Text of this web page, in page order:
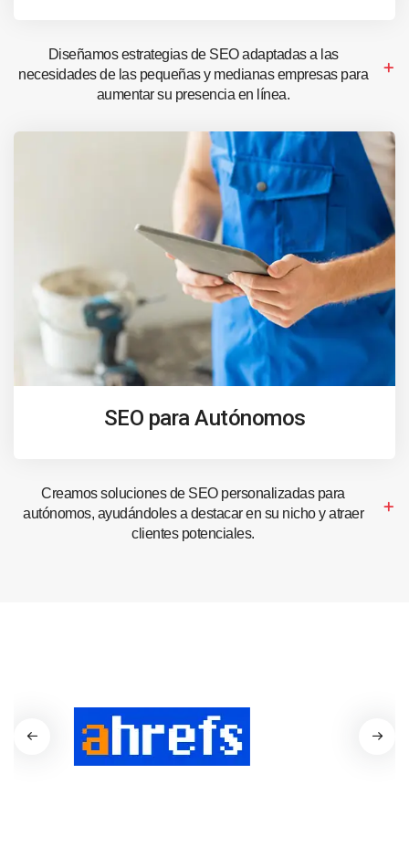
Diseñamos estrategias de SEO adaptadas a las
necesidades de las pequeñas y medianas empresas para
aumentar su presencia en línea.
SEO para Autónomos
Creamos soluciones de SEO personalizadas para
autónomos, ayudándoles a destacar en su nicho y atraer
clientes potenciales.